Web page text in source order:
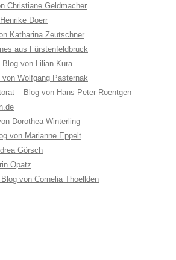
Christiane Geldmacher
Doerr
Katharina Zeutschner
aus Fürstenfeldbruck
von Lilian Kura
Wolfgang Pasternak
– Blog von Hans Peter Roentgen
Dorothea Winterling
von Marianne Eppelt
Görsch
Opatz
von Cornelia Thoellden